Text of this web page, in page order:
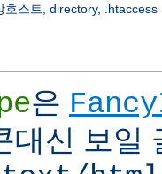
호스트, directory, .htaccess
은
대신 보일